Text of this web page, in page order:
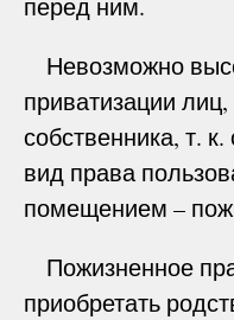
Невозможно
приватизации
собственника, т.
вид права
помещением –
Пожизненное
приобретать